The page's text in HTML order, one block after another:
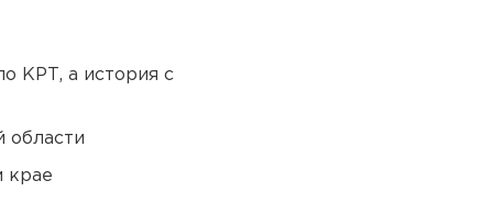
КРТ, а история с
области
крае